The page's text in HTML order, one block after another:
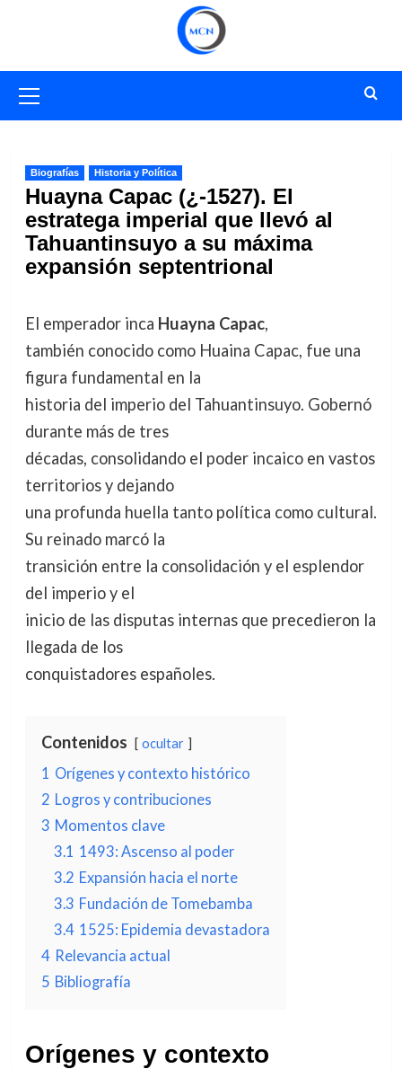
primario
Biografías Historia y Política
Huayna Capac (¿-1527). El
estratega imperial que llevó al
Tahuantinsuyo a su máxima
expansión septentrional
El emperador inca Huayna Capac,
también conocido como Huaina Capac, fue una
figura fundamental en la
historia del imperio del Tahuantinsuyo. Gobernó
durante más de tres
décadas, consolidando el poder incaico en vastos
territorios y dejando
una profunda huella tanto política como cultural.
Su reinado marcó la
transición entre la consolidación y el esplendor
del imperio y el
inicio de las disputas internas que precedieron la
llegada de los
conquistadores españoles.
Contenidos ocultar
1 Orígenes y contexto histórico
2 Logros y contribuciones
3 Momentos clave
3.1 1493: Ascenso al poder
3.2 Expansión hacia el norte
3.3 Fundación de Tomebamba
3.4 1525: Epidemia devastadora
4 Relevancia actual
5 Bibliografía
Orígenes y contexto